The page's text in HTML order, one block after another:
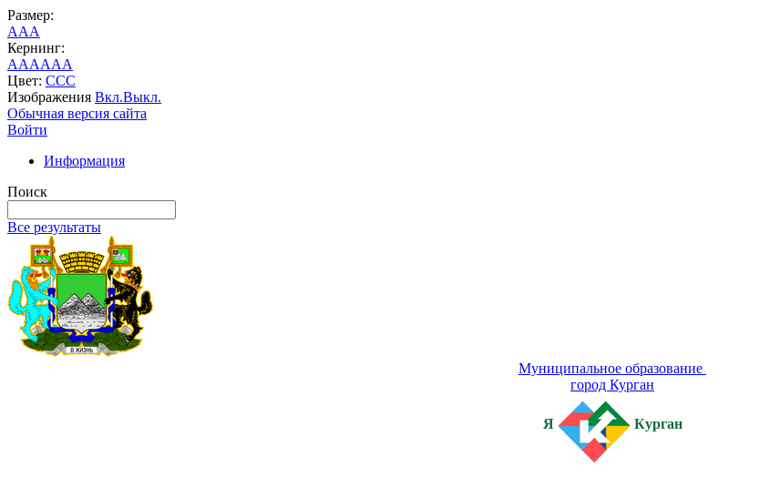
Размер:
AAA
Кернинг:
AAAAAA
Цвет: CCC
Изображения Вкл.Выкл.
Обычная версия сайта
Войти
Информация
Поиск
Все результаты
Муниципальное образование
город Курган
Я Курган